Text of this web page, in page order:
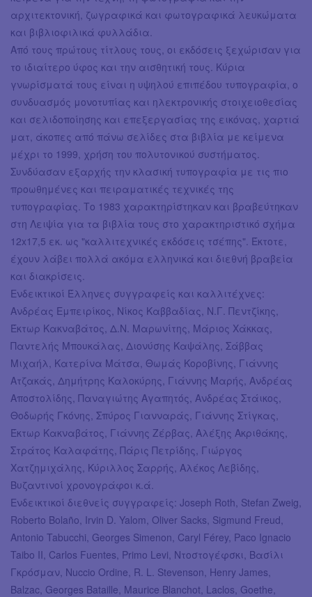
αρχιτεκτονική, ζωγραφικά και φωτογραφικά λευκώματα
και βιβλιοφιλικά φυλλάδια.
Από τους πρώτους τίτλους τους, οι εκδόσεις ξεχώρισαν για
το ιδιαίτερο ύφος και την αισθητική τους. Κύρια
γνωρίσματά τους είναι η υψηλού επιπέδου τυπογραφία, ο
συνδυασμός μονοτυπίας και ηλεκτρονικής στοιχειοθεσίας
και σελιδοποίησης και επεξεργασίας της εικόνας, χαρτιά
ματ, άκοπες από πάνω σελίδες στα βιβλία με κείμενα
μέχρι το 1999, χρήση του πολυτονικού συστήματος.
Συνδύασαν εξαρχής την κλασική τυπογραφία με τις πιο
προωθημένες και πειραματικές τεχνικές της
τυπογραφίας. Το 1983 χαρακτηρίστηκαν και βραβεύτηκαν
στη Λειψία για τα βιβλία τους στο χαρακτηριστικό σχήμα
12x17,5 εκ. ως "καλλιτεχνικές εκδόσεις τσέπης". Έκτοτε,
έχουν λάβει πολλά ακόμα ελληνικά και διεθνή βραβεία
και διακρίσεις.
Ενδεικτικοί Έλληνες συγγραφείς και καλλιτέχνες:
Ανδρέας Εμπειρίκος, Νίκος Καββαδίας, Ν.Γ. Πεντζίκης,
Έκτωρ Κακναβάτος, Δ.Ν. Μαρωνίτης, Μάριος Χάκκας,
Παντελής Μπουκάλας, Διονύσης Καψάλης, Σάββας
Μιχαήλ, Κατερίνα Μάτσα, Θωμάς Κοροβίνης, Γιάννης
Ατζακάς, Δημήτρης Καλοκύρης, Γιάννης Μαρής, Ανδρέας
Αποστολίδης, Παναγιώτης Αγαπητός, Ανδρέας Στάικος,
Θοδωρής Γκόνης, Σπύρος Γιανναράς, Γιάννης Στίγκας,
Έκτωρ Κακναβάτος, Γιάννης Ζέρβας, Αλέξης Ακριθάκης,
Στράτος Καλαφάτης, Πάρις Πετρίδης, Γιώργος
Χατζημιχάλης, Κύριλλος Σαρρής, Αλέκος Λεβίδης,
Βυζαντινοί χρονογράφοι κ.ά.
Ενδεικτικοί διεθνείς συγγραφείς: Joseph Roth, Stefan Zweig,
Roberto Bolaño, Irvin D. Yalom, Oliver Sacks, Sigmund Freud,
Antonio Tabucchi, Georges Simenon, Caryl Férey, Paco Ignacio
Taibo II, Carlos Fuentes, Primo Levi, Ντοστογέφσκι, Βασίλι
Γκρόσμαν, Nuccio Ordine, R. L. Stevenson, Henry James,
Balzac, Georges Bataille, Maurice Blanchot, Laclos, Goethe,